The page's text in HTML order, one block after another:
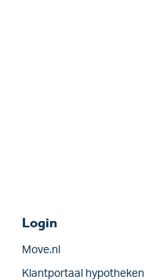
Login
Move.nl
Klantportaal hypotheken